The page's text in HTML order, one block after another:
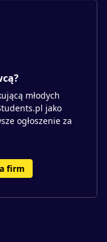
młodych
jako
ogłoszenie za
firm